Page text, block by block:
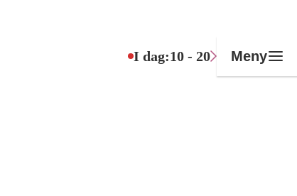
I dag:10 - 20 Meny